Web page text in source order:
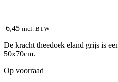
6,45 incl. BTW
De kracht theedoek eland grijs is
50x70cm.
Op voorraad